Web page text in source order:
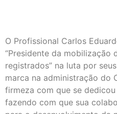
O Profissional Carlos
“Presidente da mobilização
registrados” na luta por
marca na administração do
firmeza com que se
fazendo com que sua